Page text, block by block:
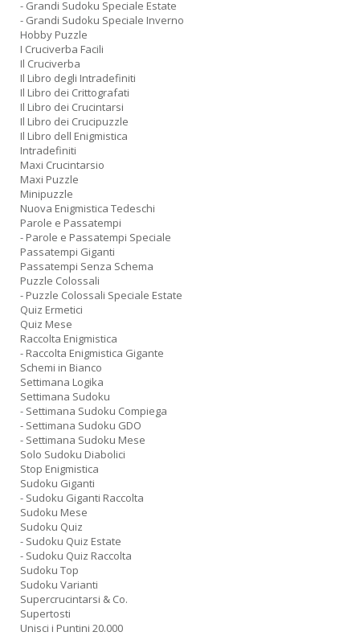
- Grandi Sudoku Speciale Estate
- Grandi Sudoku Speciale Inverno
Hobby Puzzle
I Cruciverba Facili
Il Cruciverba
Il Libro degli Intradefiniti
Il Libro dei Crittografati
Il Libro dei Crucintarsi
Il Libro dei Crucipuzzle
Il Libro dell Enigmistica
Intradefiniti
Maxi Crucintarsio
Maxi Puzzle
Minipuzzle
Nuova Enigmistica Tedeschi
Parole e Passatempi
- Parole e Passatempi Speciale
Passatempi Giganti
Passatempi Senza Schema
Puzzle Colossali
- Puzzle Colossali Speciale Estate
Quiz Ermetici
Quiz Mese
Raccolta Enigmistica
- Raccolta Enigmistica Gigante
Schemi in Bianco
Settimana Logika
Settimana Sudoku
- Settimana Sudoku Compiega
- Settimana Sudoku GDO
- Settimana Sudoku Mese
Solo Sudoku Diabolici
Stop Enigmistica
Sudoku Giganti
- Sudoku Giganti Raccolta
Sudoku Mese
Sudoku Quiz
- Sudoku Quiz Estate
- Sudoku Quiz Raccolta
Sudoku Top
Sudoku Varianti
Supercrucintarsi & Co.
Supertosti
Unisci i Puntini 20.000